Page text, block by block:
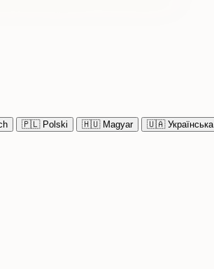
🇵🇱Polski 🇭🇺Magyar 🇺🇦Українська